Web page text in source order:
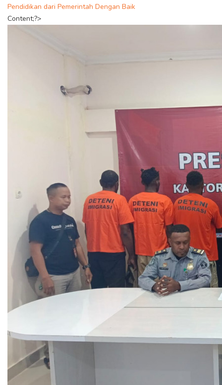
Pendidikan dari Pemerintah Dengan Baik
Content;?>